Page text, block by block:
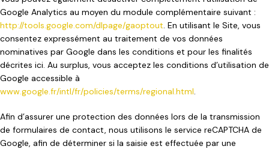
Google Analytics au moyen du module complémentaire suivant :
http://tools.google.com/dlpage/gaoptout. En utilisant le Site, vous
consentez expressément au traitement de vos données
nominatives par Google dans les conditions et pour les finalités
décrites ici. Au surplus, vous acceptez les conditions d’utilisation de
Google accessible à
www.google.fr/intl/fr/policies/terms/regional.html.
Afin d’assurer une protection des données lors de la transmission
de formulaires de contact, nous utilisons le service reCAPTCHA de
Google, afin de déterminer si la saisie est effectuée par une